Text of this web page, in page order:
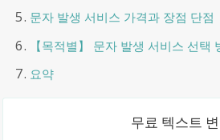
문자 발생 서비스 가격과 장점 단점
【목적별】 문자 발생 서비스 선택
요약
무료 텍스트